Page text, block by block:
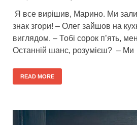
Я все вирішив, Марино. Ми
знак згори! – Олег зайшов на
виглядом. – Тобі сорок п’ять,
Останній шанс, розумієш? –
READ MORE